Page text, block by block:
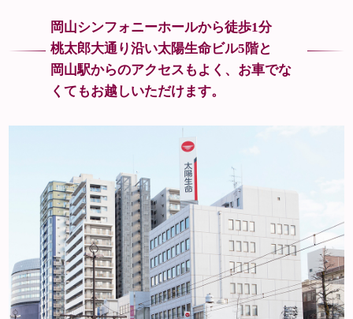
岡山シンフォニーホールから徒歩1分
桃太郎大通り沿い太陽生命ビル5階と
岡山駅からのアクセスもよく、 お車でな
くてもお越しいただけます。